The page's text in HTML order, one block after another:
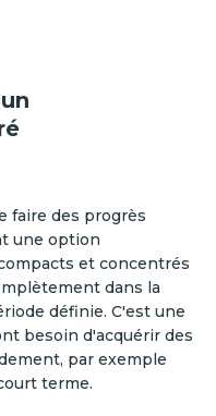
faire des progrès
une option
et concentrés
dans la
définie. C'est une
besoin d'acquérir des
par exemple
terme.